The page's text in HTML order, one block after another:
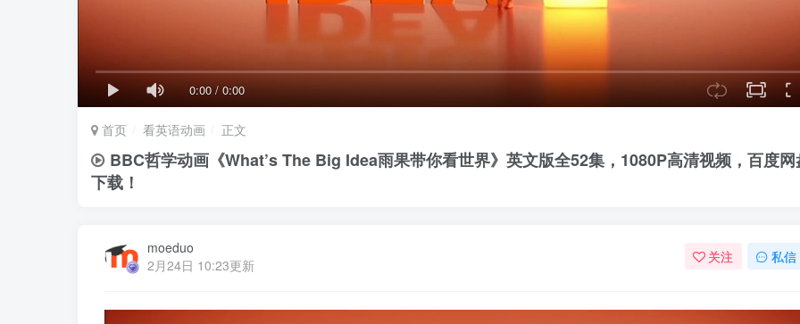
0:00/0:00
首页 看英语动画 正文
BBC哲学动画《What’s The Big Idea雨果带你看世界》英文版全52集，1080P高清视频，百度网
下载！
moeduo
2月24日 10:23更新
关注 私信